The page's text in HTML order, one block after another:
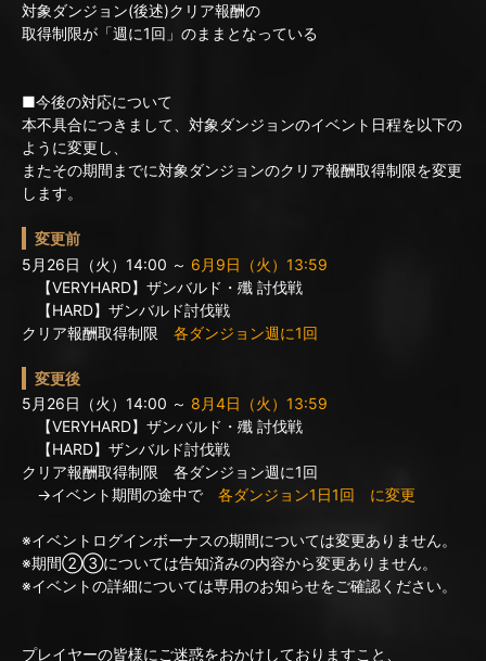
対象ダンジョン(後述)クリア報酬の
取得制限が「週に1回」のままとなっている
■今後の対応について
本不具合につきまして、対象ダンジョンのイベント日程を以下の
ように変更し、
またその期間までに対象ダンジョンのクリア報酬取得制限を変更
します。
変更前
5月26日（火）14:00 ～ 6月9日（火）13:59
【VERYHARD】ザンバルド・殲 討伐戦
【HARD】ザンバルド討伐戦
クリア報酬取得制限 各ダンジョン週に1回
変更後
5月26日（火）14:00 ～ 8月4日（火）13:59
【VERYHARD】ザンバルド・殲 討伐戦
【HARD】ザンバルド討伐戦
クリア報酬取得制限 各ダンジョン週に1回
→イベント期間の途中で 各ダンジョン1日1回 に変更
※イベントログインボーナスの期間については変更ありません。
※期間②③については告知済みの内容から変更ありません。
※イベントの詳細については専用のお知らせをご確認ください。
プレイヤーの皆様にご迷惑をおかけしておりますこと、